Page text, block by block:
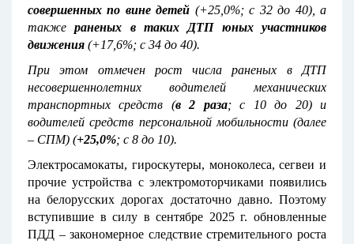
совершенных по вине детей (+25,0%; с 32 до 40), а
такжераненых в таких ДТП юных участников
движения (+17,6%; с 34 до 40).
При этом отмечен рост числа раненых в ДТП
несовершеннолетних водителей механических
транспортных средств (в 2 раза; с 10 до 20) и
водителей средств персональной мобильности (далее
– СПМ) (+25,0%; с 8 до 10).
Электросамокаты, гироскутеры, моноколеса, сегвеи и
прочие устройства с электромоторчиками появились
на белорусских дорогах достаточно давно. Поэтому
вступившие в силу в сентябре 2025 г. обновленные
ПДД – закономерное следствие стремительного роста